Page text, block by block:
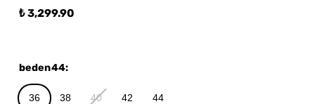
₺ 3,299.90
beden44:
36 38 40 42 44